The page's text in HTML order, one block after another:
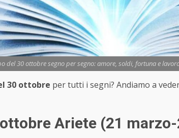
del 30 ottobre segno per segno: amore, soldi, fortuna e
30 ottobre per tutti i segni? Andiamo a
Ariete (21